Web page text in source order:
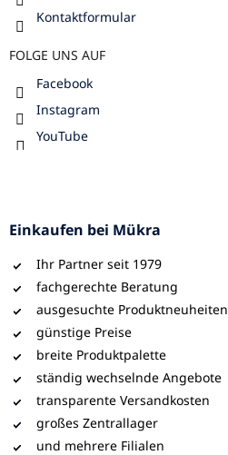
Kontaktformular
FOLGE UNS AUF
Facebook
Instagram
YouTube
Einkaufen bei Mükra
Ihr Partner seit 1979
fachgerechte Beratung
ausgesuchte Produktneuheiten
günstige Preise
breite Produktpalette
ständig wechselnde Angebote
transparente Versandkosten
großes Zentrallager
und mehrere Filialen